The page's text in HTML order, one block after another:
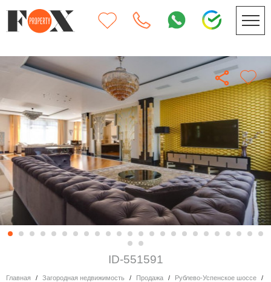
ID-551591
Главная Загородная недвижимость Продажа Рублево-Успенское шоссе